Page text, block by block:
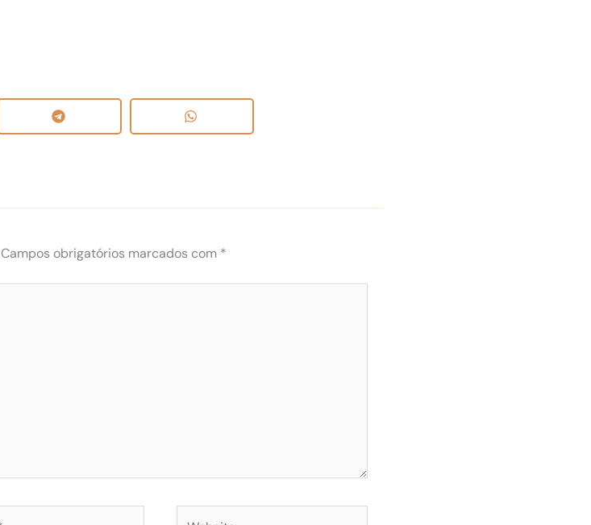
Campos obrigatórios marcados com *